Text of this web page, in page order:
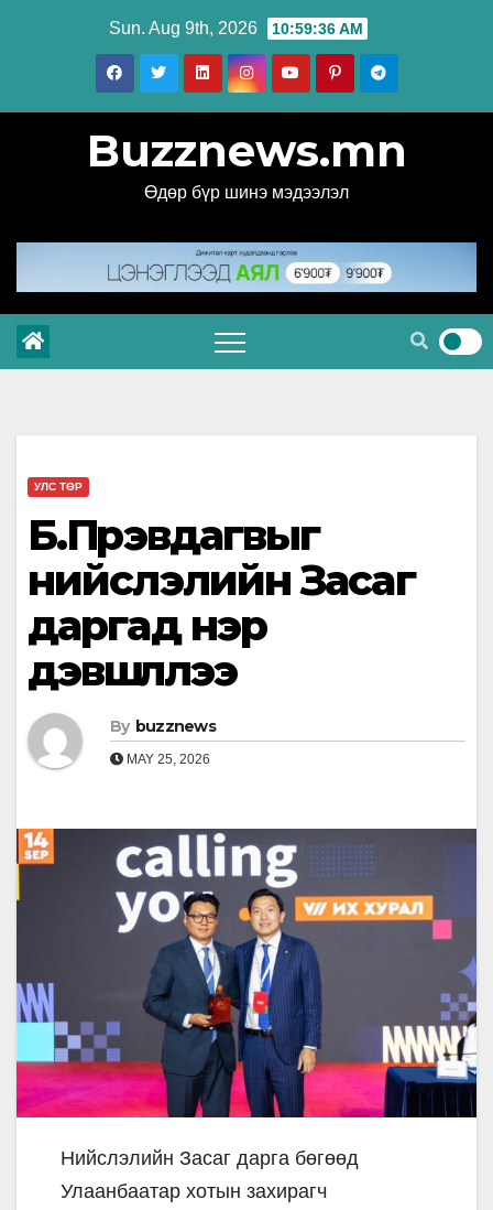
Sun. Aug 9th, 2026 10:59:37 AM
Buzznews.mn
Өдөр бүр шинэ мэдээлэл
УЛС ТӨР
Б.Пүрэвдагвыг
нийслэлийн Засаг
даргад нэр
дэвшүүллээ
By buzznews
MAY 25, 2026
Нийслэлийн Засаг дарга бөгөөд
Улаанбаатар хотын захирагч